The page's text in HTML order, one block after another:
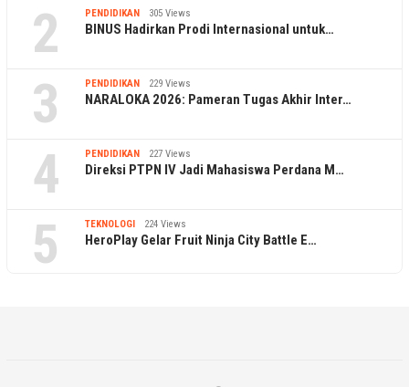
2 PENDIDIKAN 305 Views
BINUS Hadirkan Prodi Internasional untuk…
3 PENDIDIKAN 229 Views
NARALOKA 2026: Pameran Tugas Akhir Inter…
4 PENDIDIKAN 227 Views
Direksi PTPN IV Jadi Mahasiswa Perdana M…
5 TEKNOLOGI 224 Views
HeroPlay Gelar Fruit Ninja City Battle E…